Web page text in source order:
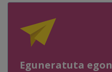
Eguneratuta egon